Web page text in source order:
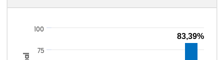
75
100
83,39%